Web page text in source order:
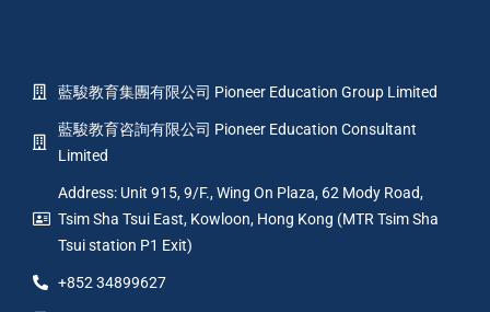
藍駿教育集團有限公司 Pioneer Education Group Limited
藍駿教育咨詢有限公司 Pioneer Education Consultant
Limited
Address: Unit 915, 9/F., Wing On Plaza, 62 Mody Road,
Tsim Sha Tsui East, Kowloon, Hong Kong (MTR Tsim Sha
Tsui station P1 Exit)
+852 34899627